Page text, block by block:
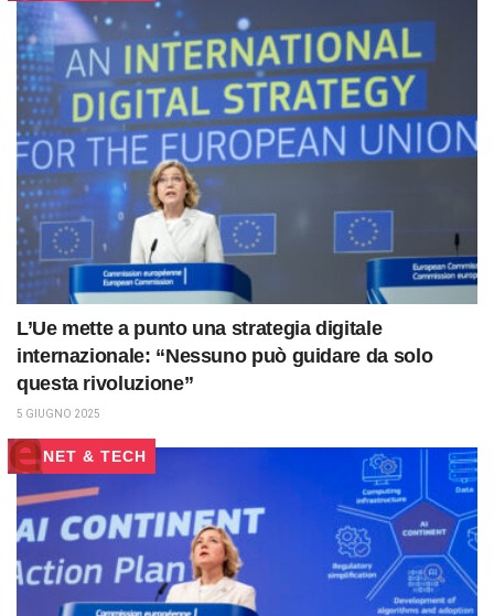
L’Ue mette a punto una strategia digitale
internazionale: “Nessuno può guidare da solo
questa rivoluzione”
5 GIUGNO 2025
NET & TECH